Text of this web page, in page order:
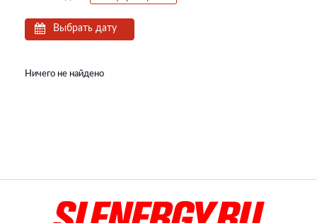
Выбрать дату
Ничего не найдено